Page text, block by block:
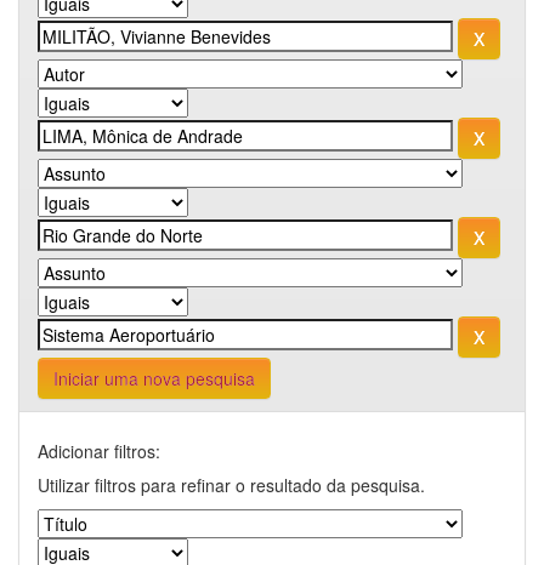
Iniciar uma nova pesquisa
Adicionar filtros:
Utilizar filtros para refinar o resultado da pesquisa.